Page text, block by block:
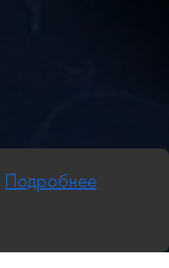
Подробнее